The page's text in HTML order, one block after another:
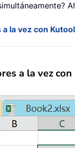
la vez con
a la vez